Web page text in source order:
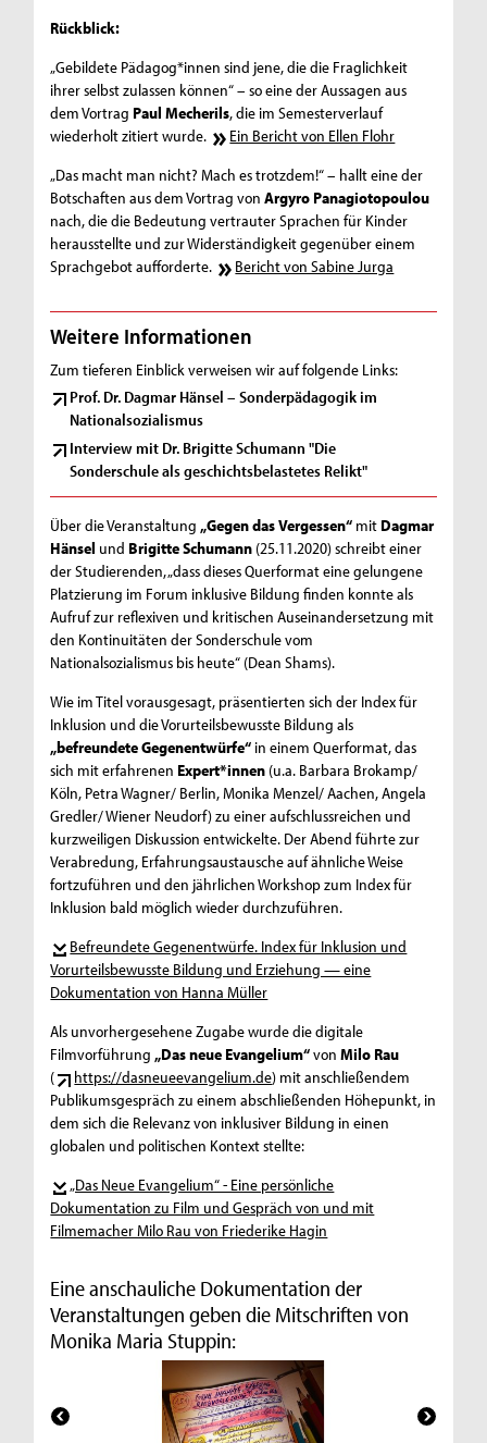
Rückblick:
„Gebildete Pädagog*innen sind jene, die die Fraglichkeit
ihrer selbst zulassen können“ – so eine der Aussagen aus
dem Vortrag Paul Mecherils, die im Semesterverlauf
wiederholt zitiert wurde.
Ein Bericht von Ellen Flohr
„Das macht man nicht? Mach es trotzdem!“ – hallt eine der
Botschaften aus dem Vortrag vonArgyro Panagiotopoulou
nach, die die Bedeutung vertrauter Sprachen für Kinder
herausstellte und zur Widerständigkeit gegenüber einem
Sprachgebot aufforderte.
Bericht von Sabine Jurga
Weitere Informationen
Zum tieferen Einblick verweisen wir auf folgende Links:
Prof. Dr. Dagmar Hänsel – Sonderpädagogik im
Nationalsozialismus
Interview mit Dr. Brigitte Schumann "Die
Sonderschule als geschichtsbelastetes Relikt"
Über die Veranstaltung „Gegen das Vergessen“ mit Dagmar
Hänsel und Brigitte Schumann (25.11.2020) schreibt einer
der Studierenden, „dass dieses Querformat eine gelungene
Platzierung im Forum inklusive Bildung finden konnte als
Aufruf zur reflexiven und kritischen Auseinandersetzung mit
den Kontinuitäten der Sonderschule vom
Nationalsozialismus bis heute“ (Dean Shams).
Wie im Titel vorausgesagt, präsentierten sich der Index für
Inklusion und die Vorurteilsbewusste Bildung als
„befreundete Gegenentwürfe“ in einem Querformat, das
sich mit erfahrenen Expert*innen (u.a. Barbara Brokamp/
Köln, Petra Wagner/ Berlin, Monika Menzel/ Aachen, Angela
Gredler/ Wiener Neudorf) zu einer aufschlussreichen und
kurzweiligen Diskussion entwickelte. Der Abend führte zur
Verabredung, Erfahrungsaustausche auf ähnliche Weise
fortzuführen und den jährlichen Workshop zum Index für
Inklusion bald möglich wieder durchzuführen.
Befreundete Gegenentwürfe. Index für Inklusion und
Vorurteilsbewusste Bildung und Erziehung — eine
Dokumentation von Hanna Müller
Als unvorhergesehene Zugabe wurde die digitale
Filmvorführung „Das neue Evangelium“vonMilo Rau
(
https://dasneueevangelium.de) mit anschließendem
Publikumsgespräch zu einem abschließenden Höhepunkt, in
dem sich die Relevanz von inklusiver Bildung in einen
globalen und politischen Kontext stellte:
„Das Neue Evangelium“ - Eine persönliche
Dokumentation zu Film und Gespräch von und mit
Filmemacher Milo Rau von Friederike Hagin
Eine anschauliche Dokumentation der
Veranstaltungen geben die Mitschriften von
Monika Maria Stuppin: